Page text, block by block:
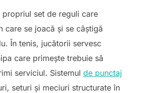
propriul set de reguli care
care se joacă și se câștigă
În tenis, jucătorii servesc
care primește trebuie să
serviciul. Sistemul de punctaj
seturi și meciuri structurate în